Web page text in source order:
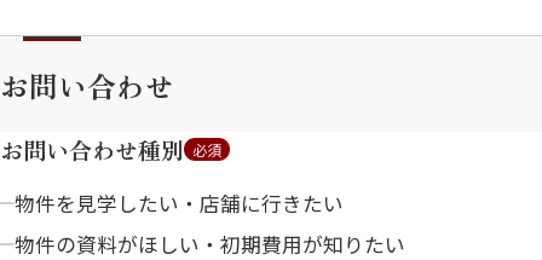
お問い合わせ
お問い合わせ種別 必須
物件を見学したい・店舗に行きたい
物件の資料がほしい・初期費用が知りたい